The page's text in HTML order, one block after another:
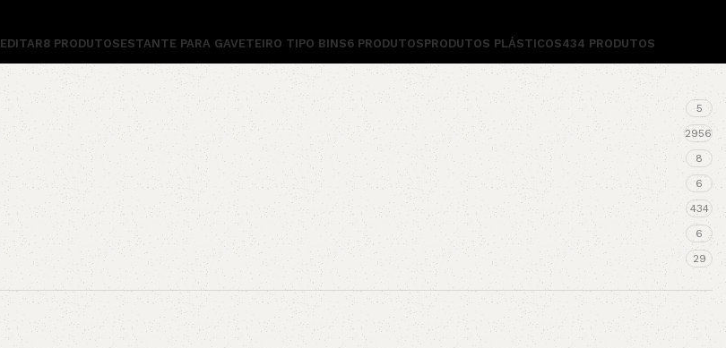
EDITAR8 PRODUTOSESTANTE PARA GAVETEIRO TIPO BINS6 PRODUTOSPRODUTOS PLÁSTICOS434 PRODUTOS
5
2956
8
6
434
6
29